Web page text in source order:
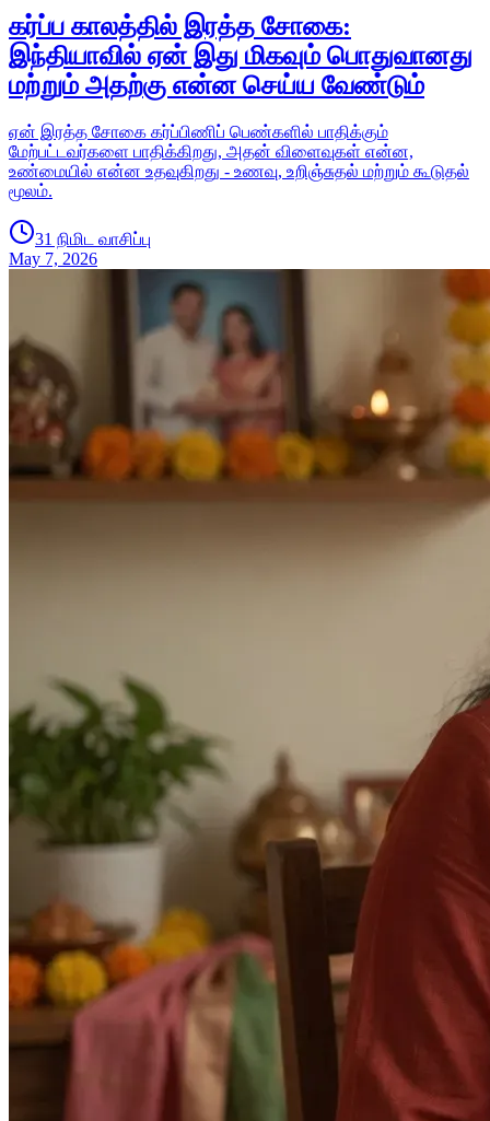
கர்ப்ப காலத்தில் இரத்த சோகை:
இந்தியாவில் ஏன் இது மிகவும் பொதுவானது
மற்றும் அதற்கு என்ன செய்ய வேண்டும்
ஏன் இரத்த சோகை கர்ப்பிணிப் பெண்களில் பாதிக்கும்
மேற்பட்டவர்களை பாதிக்கிறது, அதன் விளைவுகள் என்ன,
உண்மையில் என்ன உதவுகிறது - உணவு, உறிஞ்சுதல் மற்றும் கூடுதல்
மூலம்.
31 நிமிட வாசிப்பு
May 7, 2026